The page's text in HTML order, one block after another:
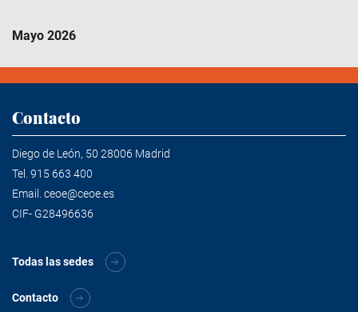
Mayo 2026
Contacto
Diego de León, 50 28006 Madrid
Tel. 915 663 400
Email. ceoe@ceoe.es
CIF- G28496636
Todas las sedes
Contacto